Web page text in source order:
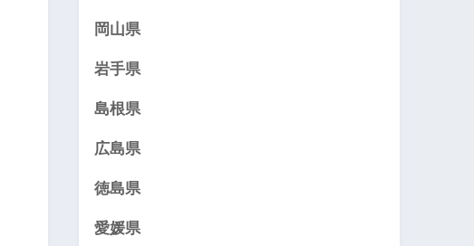
岡山県
岩手県
島根県
広島県
徳島県
愛媛県